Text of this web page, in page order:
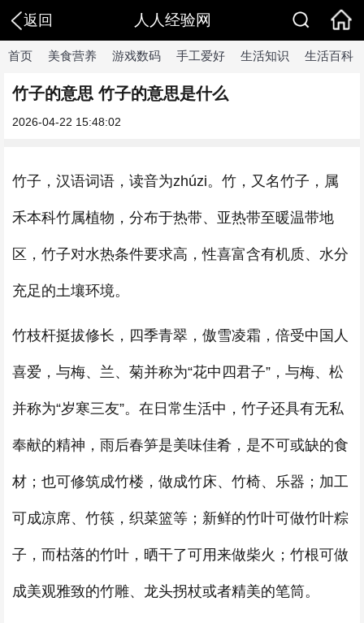
返回 人人经验网
首页 美食营养 游戏数码 手工爱好 生活知识 生活百科
竹子的意思 竹子的意思是什么
2026-04-22 15:48:02
竹子，汉语词语，读音为zhúzi。竹，又名竹子，属
禾本科竹属植物，分布于热带、亚热带至暖温带地
区，竹子对水热条件要求高，性喜富含有机质、水分
充足的土壤环境。
竹枝杆挺拔修长，四季青翠，傲雪凌霜，倍受中国人
喜爱，与梅、兰、菊并称为“花中四君子”，与梅、松
并称为“岁寒三友”。在日常生活中，竹子还具有无私
奉献的精神，雨后春笋是美味佳肴，是不可或缺的食
材；也可修筑成竹楼，做成竹床、竹椅、乐器；加工
可成凉席、竹筷，织菜篮等；新鲜的竹叶可做竹叶粽
子，而枯落的竹叶，晒干了可用来做柴火；竹根可做
成美观雅致的竹雕、龙头拐杖或者精美的笔筒。